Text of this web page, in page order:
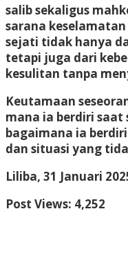
salib sekaligus
sarana
sejati tidak hanya
tetapi juga dari
kesulitan tanpa
Keutamaan
mana ia berdiri
bagaimana ia
dan situasi yang
Liliba, 31 Januari
Post Views: 4,252